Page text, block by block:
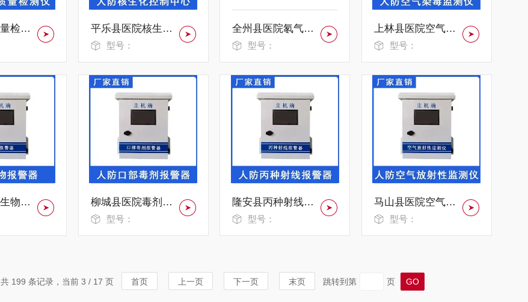
绵阳空气质量检测仪FHHU-4215 平乐县医院核生化控制中心HSHZ-6163
型号：
全州县医院氡气检测仪DQJC-3631
型号：
上林县医院空气染毒监测仪 KQRD—2123
型号：
灵川县医院生物报警器SWBJ-0658 柳城县医院毒剂报警器DJBJ—2625
型号：
隆安县丙种射线报警器BZSX-3132
型号：
马山县医院空气放射性检测仪KQFS-2625
型号：
共 199 条记录，当前 3 / 17 页 首页 上一页 下一页 末页 跳转到第 页